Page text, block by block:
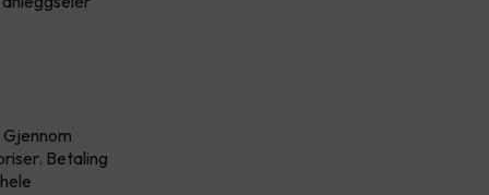
Gjennom
Betaling